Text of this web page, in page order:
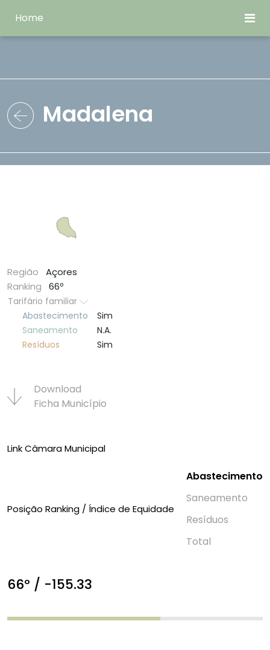
Home
Madalena
Região
Açores
Ranking
66º
Tarifário familiar
Abastecimento
Sim
Saneamento
N.A.
Resí­duos
Sim
Download
Ficha Municí­pio
Link Câmara Municipal
Posição Ranking / Índice de Equidade
Abastecimento
Saneamento
Resí­duos
Total
66º / -155.33